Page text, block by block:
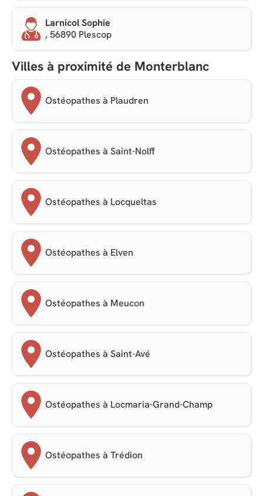
Larnicol Sophie
, 56890 Plescop
Villes à proximité de Monterblanc
Ostéopathes à Plaudren
Ostéopathes à Saint-Nolff
Ostéopathes à Locqueltas
Ostéopathes à Elven
Ostéopathes à Meucon
Ostéopathes à Saint-Avé
Ostéopathes à Locmaria-Grand-Champ
Ostéopathes à Trédion